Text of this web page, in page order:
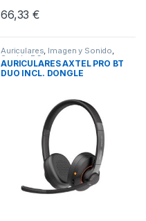
66,33€
Auriculares, Imagen y Sonido,
Sonido PC
AURICULARES AXTEL PRO BT
DUO INCL. DONGLE